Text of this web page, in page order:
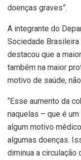
doenças graves”.
A integrante do
Sociedade
destacou que a
também na maior
motivo de saúde,
“Esse aumento da
naquelas – que é
algum motivo
algumas doenças.
diminua a